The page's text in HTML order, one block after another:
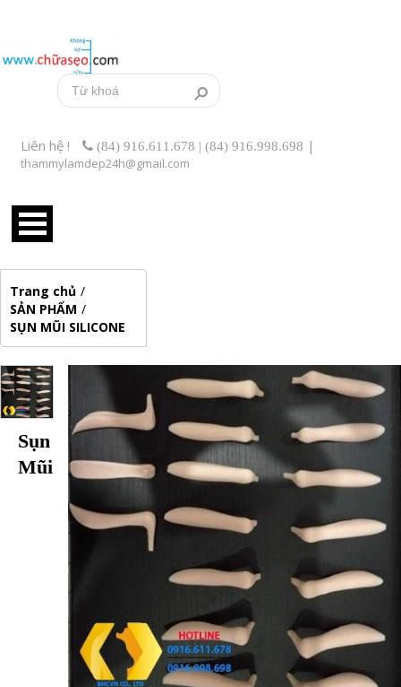
Liên hệ ! (84) 916.611.678 | (84) 916.998.698 |
thammylamdep24h@gmail.com
Trang chủ /
SẢN PHẨM /
SỤN MŨI SILICONE
Sụn
Mũi